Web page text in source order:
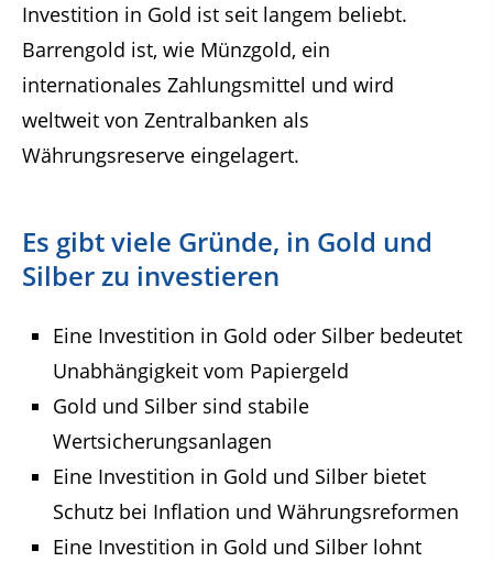
Investition in Gold ist seit langem beliebt.
Barrengold ist, wie Münzgold, ein
internationales Zahlungsmittel und wird
weltweit von Zentralbanken als
Währungsreserve eingelagert.
Es gibt viele Gründe, in Gold und
Silber zu investieren
Eine Investition in Gold oder Silber bedeutet
Unabhängigkeit vom Papiergeld
Gold und Silber sind stabile
Wertsicherungsanlagen
Eine Investition in Gold und Silber bietet
Schutz bei Inflation und Währungsreformen
Eine Investition in Gold und Silber lohnt